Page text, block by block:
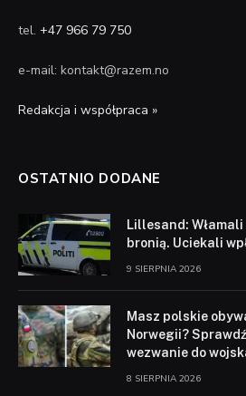
tel. +47 966 79 750
e-mail: kontakt@razem.no
Redakcja i współpraca »
OSTATNIO DODANE
Lillesand:
bronią. Uciekali
9 SIERPNIA 2026
Masz polskie
Norwegii?
wezwanie do
8 SIERPNIA 2026